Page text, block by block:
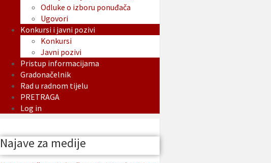
Odluke o izboru ponuđača
Ugovori
Konkursi i javni pozivi
Konkursi
Javni pozivi
Pristup informacijama
Gradonačelnik
Rad u radnom tijelu
PRETRAGA
Log in
Najave za medije